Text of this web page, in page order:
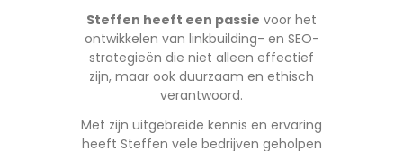
Steffen heeft een passie voor het
ontwikkelen van linkbuilding- en SEO-
strategieën die niet alleen effectief
zijn, maar ook duurzaam en ethisch
verantwoord.
Met zijn uitgebreide kennis en ervaring
heeft Steffen vele bedrijven geholpen